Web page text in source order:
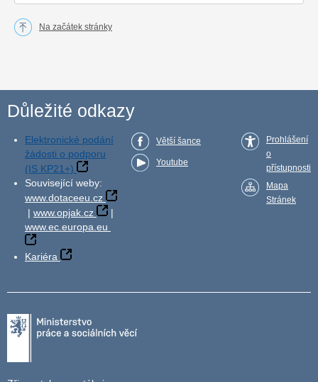
Na začátek stránky
Důležité odkazy
Elektronické podání
žádosti o podporu
(IS KP21+)
Související weby:
www.dotaceeu.cz
| www.opjak.cz
|
www.ec.europa.eu
Kariéra
Větší šance
Youtube
Prohlášení
o
přístupnosti
Mapa
Stránek